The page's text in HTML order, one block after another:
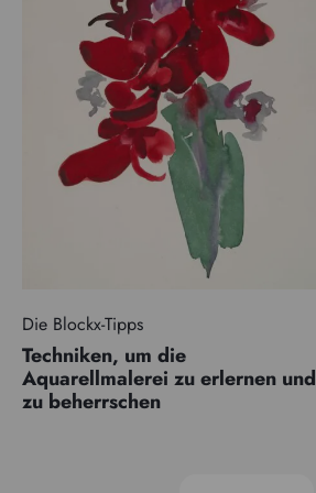
Die Blockx-Tipps
Techniken, um die
Aquarellmalerei zu erlernen und
zu beherrschen